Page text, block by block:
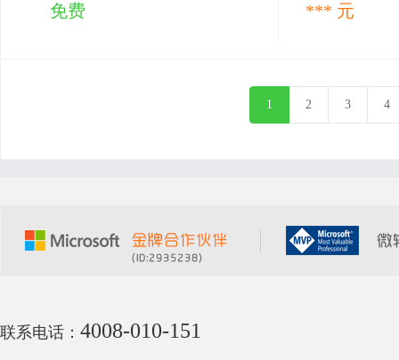
支持评论的控制3.自由切换图片水印(文字
加即可后台登陆用户名和吗都是51aspx三、
注意事项1、在项目web.config修改数据库
免费 *** 元
1 2 3 4
联系电话： 4008-010-151